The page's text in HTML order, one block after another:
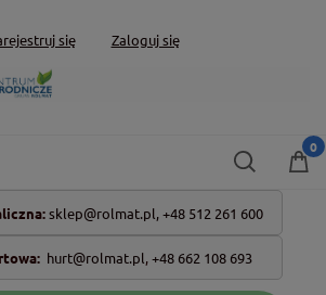
się Zaloguj się
sklep@rolmat.pl, +48 512 261 600
hurt@rolmat.pl,+48 662 108 693